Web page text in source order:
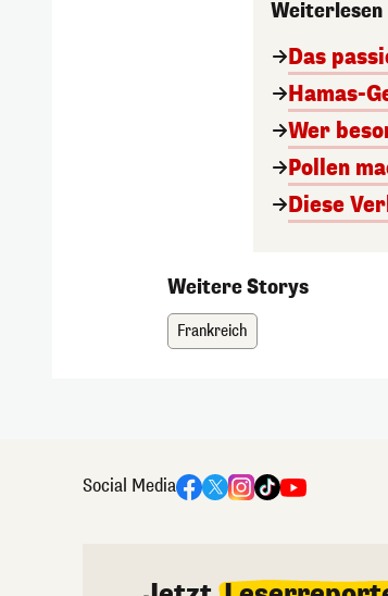
Weiterlesen
Das
Hamas-
Wer
Pollen
Diese
Weitere Storys
Frankreich
Social Media